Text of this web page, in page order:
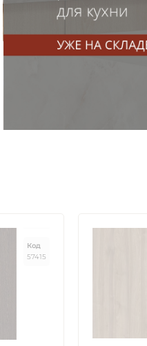
(0)
5194 SN. Размер
Код
57415